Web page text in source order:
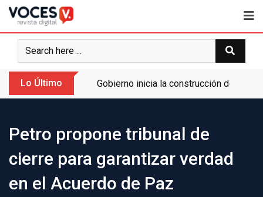
Lo Último Gobierno inicia la construcción de la
Petro propone tribunal de
cierre para garantizar verdad
en el Acuerdo de Paz